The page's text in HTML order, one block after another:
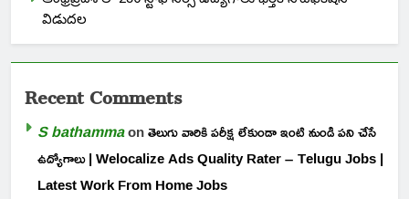
విడుదల
Recent Comments
S bathammaonతెలుగు వారికి పరీక్ష లేకుండా ఇంటి నుండి పని చేసే
ఉద్యోగాలు | Welocalize Ads Quality Rater – Telugu Jobs |
Latest Work From Home Jobs